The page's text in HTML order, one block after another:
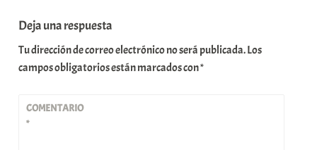
Deja una respuesta
Tu dirección de correo electrónico no será publicada.Los
campos obligatorios están marcados con*
COMENTARIO
*